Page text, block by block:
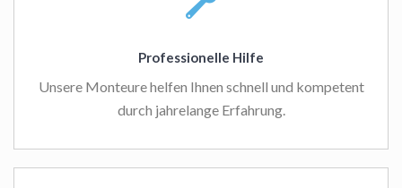
Professionelle Hilfe
Unsere Monteure helfen Ihnen schnell und kompetent
durch jahrelange Erfahrung.